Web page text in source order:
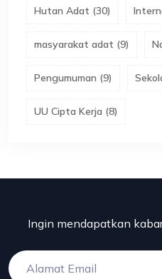
Hutan Adat (30)
masyarakat adat (9)
Pengumuman (9)
UU Cipta Kerja (8)
Ingin mendapatkan